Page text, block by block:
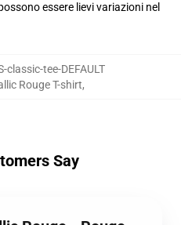
essere lievi variazioni nel
classic-tee-DEFAULT
Rouge T-shirt,
Say